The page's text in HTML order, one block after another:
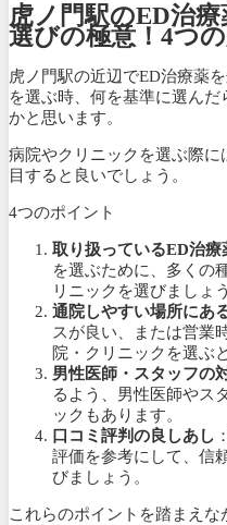
虎ノ門駅のED治
選びの極意！4つ
虎ノ門駅の近辺でED治療薬
を選ぶ時、何を基準に選ん
かと思います。
病院やクリニックを選ぶ際
目すると良いでしょう。
4つのポイント
取り扱っているED治療
を選ぶために、多くの
リニックを選びましょう
通院しやすい場所にあ
スが良い、または営業
院・クリニックを選ぶ
男性医師・スタッフの
るよう、男性医師やス
ックもあります。
口コミ評判の良しあし
評価を参考にして、信
びましょう。
これらのポイントを踏まえ